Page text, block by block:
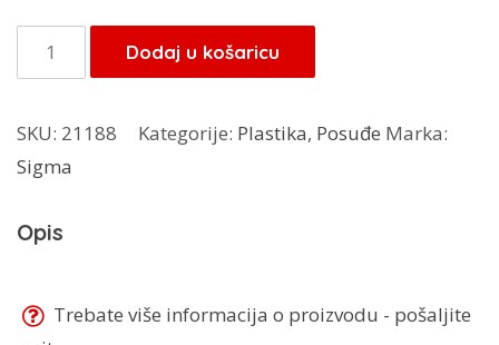
je:
4,00 KM.
3,40 KM.
Sigma
mikser
količina
Dodaj u košaricu
SKU: 21188 Kategorije: Plastika, Posuđe Marka:
Sigma
Opis
Trebate više informacija o proizvodu - pošaljite